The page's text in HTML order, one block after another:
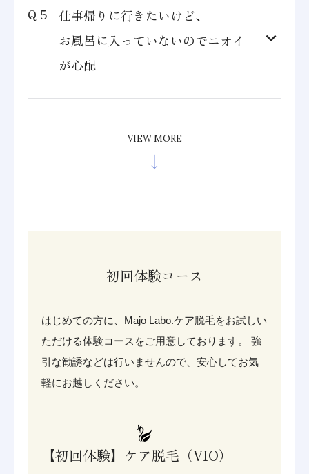
仕事帰りに行きたいけど、
お風呂に入っていないのでニオイ
が心配
VIEW MORE
初回体験コース
はじめての方に、Majo Labo.ケア脱毛をお試しい
ただける体験コースをご用意しております。
強
引な勧誘などは行いませんので、安心してお気
軽にお越しください。
【初回体験】ケア脱毛（VIO）